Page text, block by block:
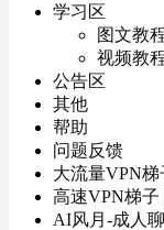
学习区
图文教
视频教
公告区
其他
帮助
问题反馈
大流量VPN
高速VPN梯子
AI风月-成人